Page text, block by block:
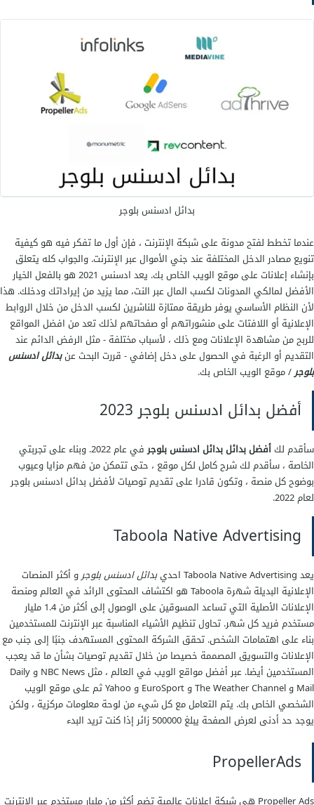
بدائل ادسنس بلوجر
عندما تخطط لفتح مدونة على شبكة الإنترنت ، فإن أول ما تفكر فيه هو كيفية
تنويع مصادر الدخل المختلفة عند جني الأموال عبر الإنترنت. والجواب كله يتعلق
بإنشاء إعلانات على موقع الويب الخاص بك. يعد ادسنس 2021 هو بالفعل الخيار
الأفضل لمالكي المدونات لكسب المال عبر النت، مما يزيد من إيراداتك ودخلك. هذا
لأن النظام الأساسي يوفر طريقة ممتازة للناشرين لكسب الدخل من خلال الروابط
الإعلانية أو اللافتات على منشوراتهم أو صفحاتهم لذلك تعد من افضل المواقع
للربح من مشاهدة الإعلانات ومع ذلك ، لأسباب مختلفة - مثل الرفض الدائم عند
التقديم أو الرغبة في الحصول على دخل إضافي - قررت البحث عنبدائل ادسنس
بلوجر/ موقع الويب الخاص بك.
أفضل بدائل ادسنس بلوجر 2023
سأقدم لكأفضل بدائل بدائل ادسنس بلوجر
في عام 2022. وبناء على تجربتي
الخاصة ، سأقدم لك شرح كامل لكل موقع ، حتى تتمكن من فهم مزايا وعيوب
بوضوح كل منصة ، وتكون قادرا على تقديم توصيات لأفضل بدائل ادسنس بلوجر
لعام 2022.
Taboola Native Advertising
يعد Taboola Native Advertising احدي بدائل ادسنس بلوجرو أكثر المنصات
الإعلانية البديلة شهرة Taboola هو اكتشاف المحتوى الرائد في العالم ومنصة
الإعلانات الأصلية التي تساعد المسوقين على الوصول إلى أكثر من 1.4 مليار
مستخدم فريد كل شهر. تحاول تنظيم الأشياء المناسبة عبر الإنترنت للمستخدمين
بناء على اهتمامات الشخص. تحقق الشركة المحتوى المستهدف جنبًا إلى جنب مع
الإعلانات والتسويق المصممة خصيصا من خلال تقديم توصيات بشأن ما قد يعجب
المستخدمين أيضا. عبر أفضل مواقع الويب في العالم ، مثل NBC News و Daily
Mail و The Weather Channel و EuroSport و Yahoo ثم على موقع الويب
الشخصي الخاص بك. يتم التعامل مع كل شيء من لوحة معلومات مركزية ، ولكن
يوجد حد أدنى لعرض الصفحة يبلغ 500000 زائر إذا كنت تريد البدء
PropellerAds
Propeller Ads هي شبكة إعلانات عالمية تضم أكثر من مليار مستخدم عبر الإنترنت